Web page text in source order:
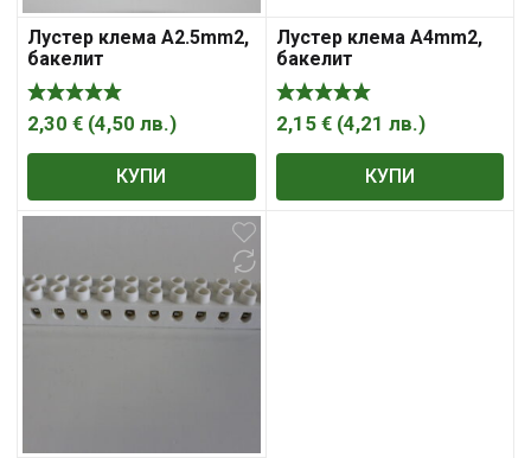
Лустер клема А2.5mm2,
бакелит
2,30 € (4,50 лв.)
КУПИ
Лустер клема А4mm2,
бакелит
2,15 € (4,21 лв.)
КУПИ